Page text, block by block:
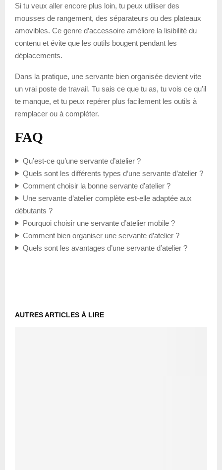
Si tu veux aller encore plus loin, tu peux utiliser des
mousses de rangement, des séparateurs ou des plateaux
amovibles. Ce genre d’accessoire améliore la lisibilité du
contenu et évite que les outils bougent pendant les
déplacements.
Dans la pratique, une servante bien organisée devient vite
un vrai poste de travail. Tu sais ce que tu as, tu vois ce qu’il
te manque, et tu peux repérer plus facilement les outils à
remplacer ou à compléter.
FAQ
Qu’est-ce qu’une servante d’atelier ?
Quels sont les différents types d’une servante d’atelier ?
Comment choisir la bonne servante d’atelier ?
Une servante d’atelier complète est-elle adaptée aux
débutants ?
Pourquoi choisir une servante d’atelier mobile ?
Comment bien organiser une servante d’atelier ?
Quels sont les avantages d’une servante d’atelier ?
AUTRES ARTICLES À LIRE